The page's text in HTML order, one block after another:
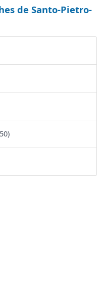
de Santo-Pietro-